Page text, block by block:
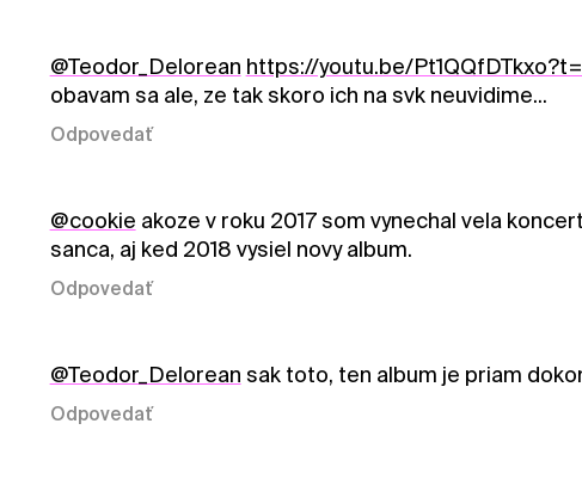
@Teodor_Delorean https://youtu.be/
obavam sa ale, ze tak skoro ich na svk neuvidime...
Odpovedať
@cookie akoze v roku 2017 som vynechal vela
sanca, aj ked 2018 vysiel novy album.
Odpovedať
@Teodor_Delorean sak toto, ten album je priam
Odpovedať